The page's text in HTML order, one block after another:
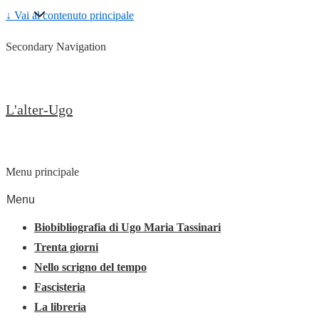
↓ Vai al contenuto principale
Secondary Navigation
L'alter-Ugo
Menu principale
Menu
Biobibliografia di Ugo Maria Tassinari
Trenta giorni
Nello scrigno del tempo
Fascisteria
La libreria